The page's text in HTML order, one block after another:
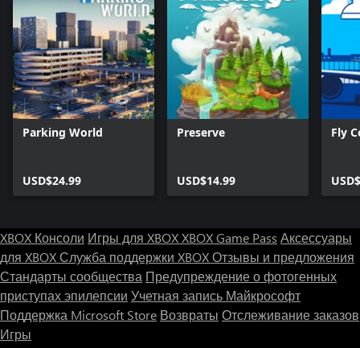
Parking World
USD$24.99
Preserve
USD$14.99
Fly
XBOX Консоли Игры для XBOXXBOX Game Pass Аксессуары
для XBOXСлужба поддержки XBOXОтзывы и предложения
Стандарты сообщества Предупреждение о фотогенных
приступах эпилепсии Учетная запись Майкрософт
Поддержка Microsoft Store Возвраты Отслеживание заказов
Игры